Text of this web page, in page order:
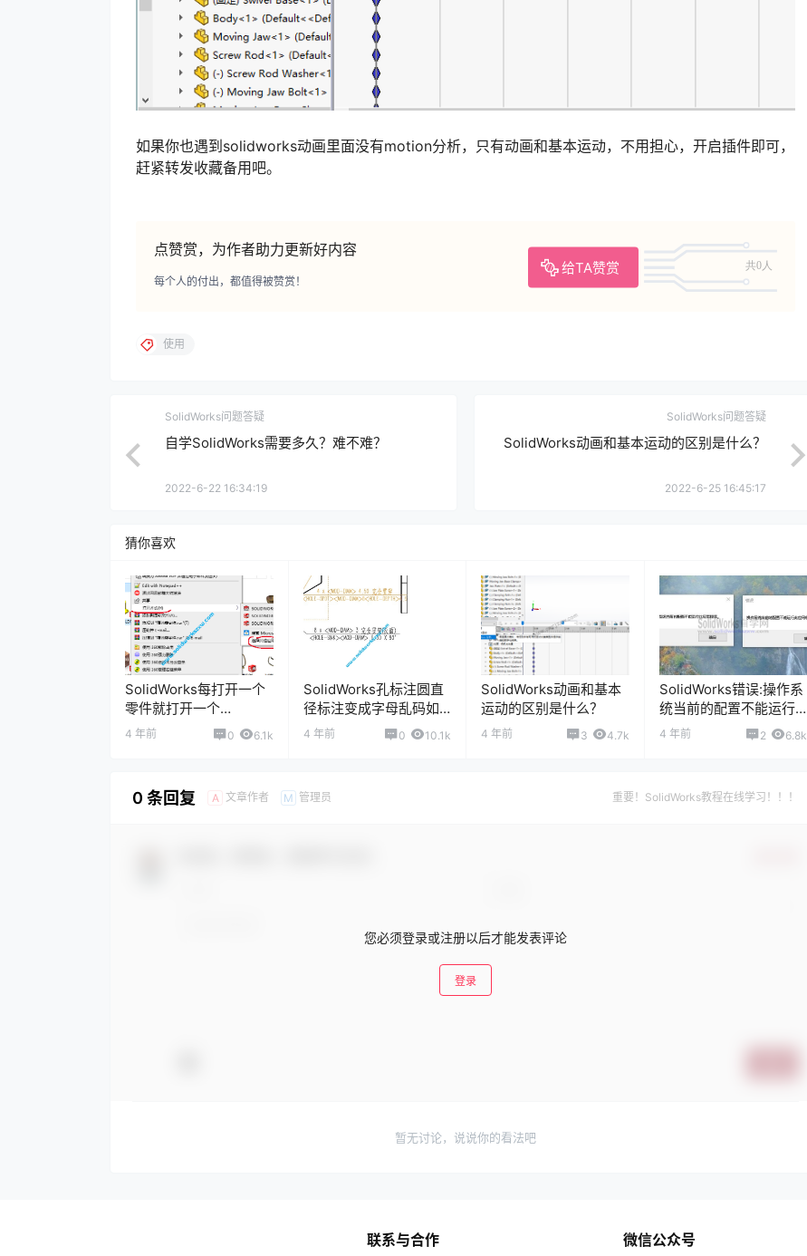
如果你也遇到solidworks动画里面没有motion分析，只有动画和基本运动，不用担心，开启插件即可，
赶紧转发收藏备用吧。
点赞赏，为作者助力更新好内容
给TA赞赏 共0人
每个人的付出，都值得被赞赏！
使用
SolidWorks问题答疑
自学SolidWorks需要多久？难不难？
2022-6-22 16:34:19
SolidWorks问题答疑
SolidWorks动画和基本运动的区别是什么？
2022-6-25 16:45:17
猜你喜欢
SolidWorks每打开一个
零件就打开一个
SolidWorks窗口怎么回
4 年前 0 6.1k
SolidWorks孔标注圆直
径标注变成字母乱码如
何解决？
4 年前 0 10.1k
SolidWorks动画和基本
运动的区别是什么？
4 年前 3 4.7k
SolidWorks错误:操作系
统当前的配置不能运行
此应用程序
4 年前 2 6.8k
0 条回复 A 文章作者 M 管理员 重要！SolidWorks教程在线学习！！！
您必须登录或注册以后才能发表评论
登录
暂无讨论，说说你的看法吧
联系与合作 微信公众号